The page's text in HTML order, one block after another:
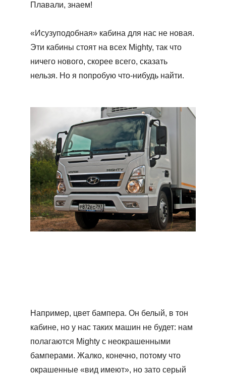
Плавали, знаем!
«Исузуподобная» кабина для нас не новая.
Эти кабины стоят на всех Mighty, так что
ничего нового, скорее всего, сказать
нельзя. Но я попробую что-нибудь найти.
Например, цвет бампера. Он белый, в тон
кабине, но у нас таких машин не будет: нам
полагаются Mighty с неокрашенными
бамперами. Жалко, конечно, потому что
окрашенные «вид имеют», но зато серый